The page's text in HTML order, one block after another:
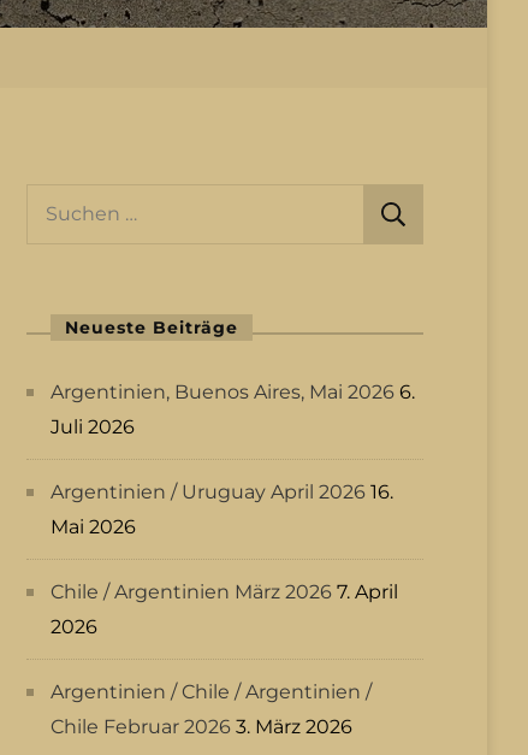
Suchen
Neueste Beiträge
Argentinien, Buenos Aires, Mai 2026 6.
Juli 2026
Argentinien / Uruguay April 2026 16.
Mai 2026
Chile / Argentinien März 2026 7. April
2026
Argentinien / Chile / Argentinien /
Chile Februar 2026 3. März 2026